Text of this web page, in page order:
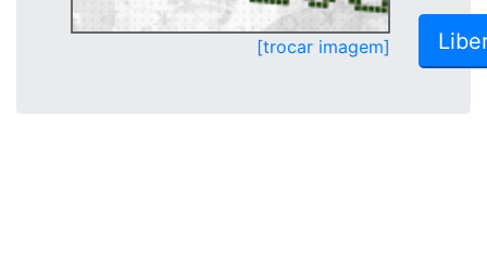
[trocar imagem]